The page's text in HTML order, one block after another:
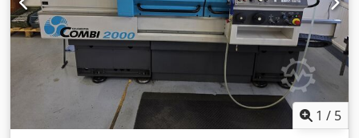
1 / 5